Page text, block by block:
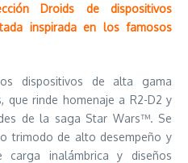
Droids de dispositivos
inspirada en los famosos
dispositivos de alta gama
que rinde homenaje a R2-D2 y
de la saga Star Wars™. Se
trimodo de alto desempeño y
inalámbrica y diseños